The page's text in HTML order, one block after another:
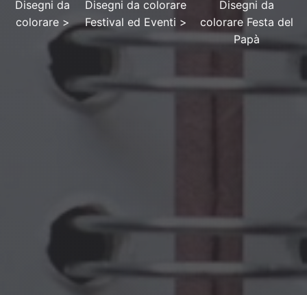
Disegni da
colorare>
Disegni da colorare
Festival ed Eventi >
Disegni da
colorare Festa del
Papà